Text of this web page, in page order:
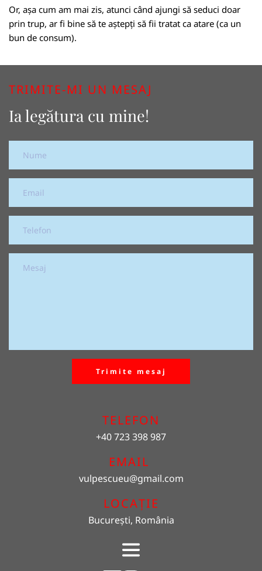
Or, așa cum am mai zis, atunci când ajungi să seduci doar
prin trup, ar fi bine să te aștepți să fii tratat ca atare (ca un
bun de consum).
TRIMITE-MI UN MESAJ
Ia legătura cu mine!
Trimite mesaj
TELEFON
+40 723 398 987
EMAIL
vulpescueu@gmail.com
LOCAȚIE
București, România